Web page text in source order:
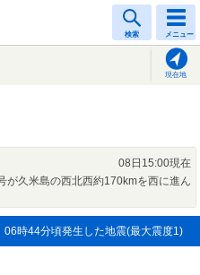
検索 メニュー
現在地
08日15:00現在
が久米島の西北西約170kmを西に進ん
06時44分頃発生した地震(最大震度1)